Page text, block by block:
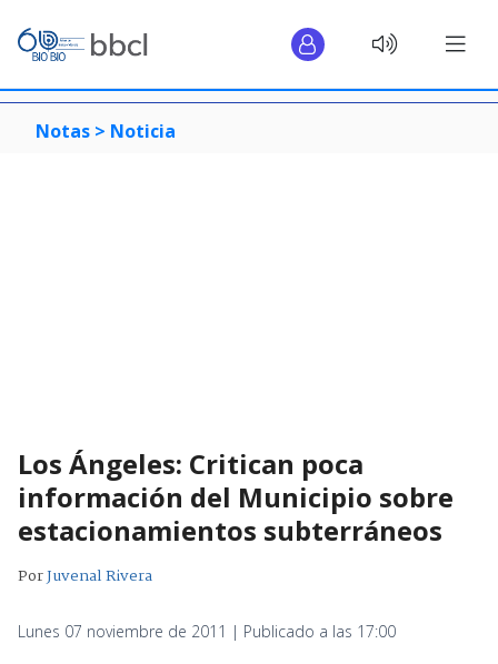
Notas > Noticia
Los Ángeles: Critican poca
información del Municipio sobre
estacionamientos subterráneos
PorJuvenal Rivera
Lunes 07 noviembre de 2011 | Publicado a las 17:00